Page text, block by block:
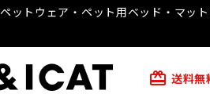
ットウェア・ペット用ベッド・マッ
card_giftcard 送料無